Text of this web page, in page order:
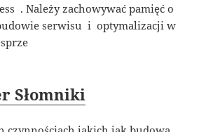
. Należy zachowywać pamięć o
serwisu i optymalizacji w
Słomniki